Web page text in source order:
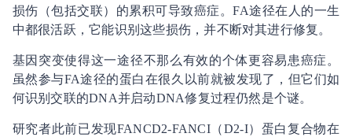
损伤（包括交联）的累积可导致癌症。FA途径在人的一生
中都很活跃，它能识别这些损伤，并不断对其进行修复。
基因突变使得这一途径不那么有效的个体更容易患癌症。
虽然参与FA途径的蛋白在很久以前就被发现了，但它们如
何识别交联的DNA并启动DNA修复过程仍然是个谜。
研究者此前已发现FANCD2-FANCI（D2-I）蛋白复合物在